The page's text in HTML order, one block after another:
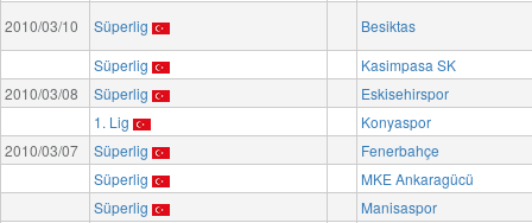
2010/03/10
Süperlig
Besiktas
Süperlig
Kasimpasa SK
2010/03/08
Süperlig
Eskisehirspor
1. Lig
Konyaspor
2010/03/07
Süperlig
Fenerbahçe
Süperlig
MKE Ankaragücü
Süperlig
Manisaspor